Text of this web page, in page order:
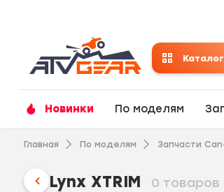
Каталог
Новинки По моделям
Главная По моделям Запчасти
Lynx XTRIM 0 товаров